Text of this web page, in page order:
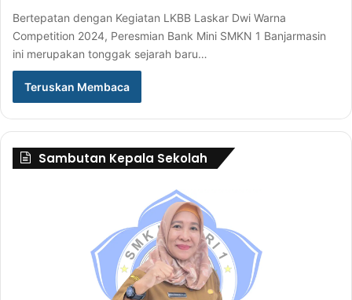
Bertepatan dengan Kegiatan LKBB Laskar Dwi Warna
Competition 2024, Peresmian Bank Mini SMKN 1 Banjarmasin
ini merupakan tonggak sejarah baru…
Teruskan Membaca
Sambutan Kepala Sekolah